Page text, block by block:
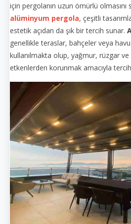
için pergolanın uzun ömürlü olmasını
alüminyum pergola, çeşitli
estetik açıdan da şık bir tercih sunar.
genellikle teraslar, bahçeler veya
kullanılmakta olup, yağmur, rüzgar ve
etkenlerden korunmak amacıyla